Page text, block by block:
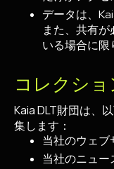
データは、
また、共有
いる場合に限
コレクショ
Kaia DLT財団は、
集します：
当社のウェ
当社のニュ